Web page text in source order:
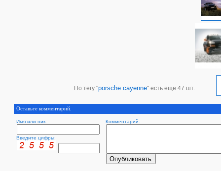
По тегу "porsche cayenne" есть еще 47 шт.
Оставьте комментарий.
Имя или ник: Комментарий:
Введите цифры: